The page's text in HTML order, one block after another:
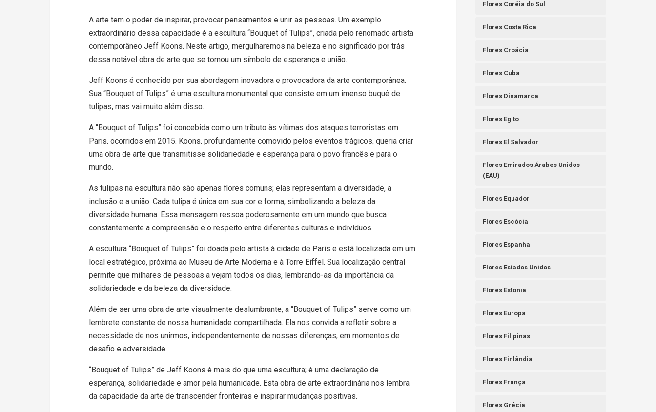
A arte tem o poder de inspirar, provocar pensamentos e unir as pessoas. Um exemplo
extraordinário dessa capacidade é a escultura “Bouquet of Tulips”, criada pelo renomado artista
contemporâneo Jeff Koons. Neste artigo, mergulharemos na beleza e no significado por trás
dessa notável obra de arte que se tornou um símbolo de esperança e união.
Jeff Koons é conhecido por sua abordagem inovadora e provocadora da arte contemporânea.
Sua “Bouquet of Tulips” é uma escultura monumental que consiste em um imenso buquê de
tulipas, mas vai muito além disso.
A “Bouquet of Tulips” foi concebida como um tributo às vítimas dos ataques terroristas em
Paris, ocorridos em 2015. Koons, profundamente comovido pelos eventos trágicos, queria criar
uma obra de arte que transmitisse solidariedade e esperança para o povo francês e para o
mundo.
As tulipas na escultura não são apenas flores comuns; elas representam a diversidade, a
inclusão e a união. Cada tulipa é única em sua cor e forma, simbolizando a beleza da
diversidade humana. Essa mensagem ressoa poderosamente em um mundo que busca
constantemente a compreensão e o respeito entre diferentes culturas e indivíduos.
A escultura “Bouquet of Tulips” foi doada pelo artista à cidade de Paris e está localizada em um
local estratégico, próxima ao Museu de Arte Moderna e à Torre Eiffel. Sua localização central
permite que milhares de pessoas a vejam todos os dias, lembrando-as da importância da
solidariedade e da beleza da diversidade.
Além de ser uma obra de arte visualmente deslumbrante, a “Bouquet of Tulips” serve como um
lembrete constante de nossa humanidade compartilhada. Ela nos convida a refletir sobre a
necessidade de nos unirmos, independentemente de nossas diferenças, em momentos de
desafio e adversidade.
“Bouquet of Tulips” de Jeff Koons é mais do que uma escultura; é uma declaração de
esperança, solidariedade e amor pela humanidade. Esta obra de arte extraordinária nos lembra
da capacidade da arte de transcender fronteiras e inspirar mudanças positivas.
Flores Coréia do Sul
Flores Costa Rica
Flores Croácia
Flores Cuba
Flores Dinamarca
Flores Egito
Flores El Salvador
Flores Emirados Árabes Unidos
(EAU)
Flores Equador
Flores Escócia
Flores Espanha
Flores Estados Unidos
Flores Estônia
Flores Europa
Flores Filipinas
Flores Finlândia
Flores França
Flores Grécia